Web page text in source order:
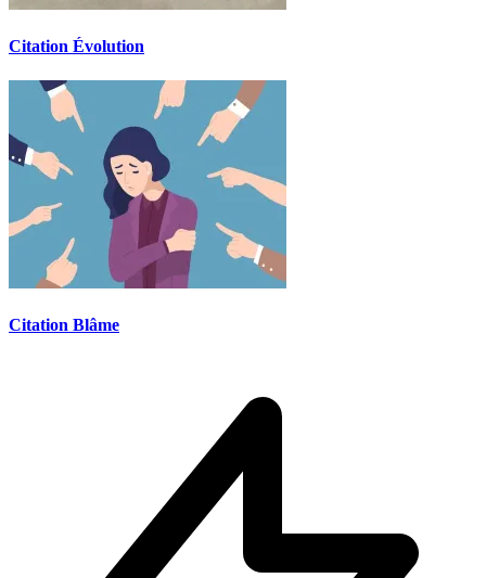
Citation Évolution
Citation Blâme